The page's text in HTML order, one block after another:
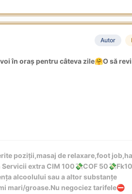
Autor
în oraș pentru câteva zile🤗O să
poziții,masaj de relaxare,foot
extra CIM 100💸COF 50💸
alcoolului sau a altor substanțe
mari/groase.Nu negociez tarifele⛔